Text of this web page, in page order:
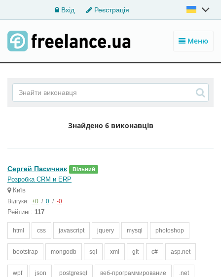
Вхід Реєстрація
Меню
Знайдено 6 виконавців
Сергей Пасичник Вільний
Розробка CRM и ERP
Київ
Відгуки: +0 / 0 / -0
Рейтинг: 117
html css javascript jquery mysql photoshop
bootstrap mongodb sql xml git c# asp.net
wpf json postgresql веб-программирование .net